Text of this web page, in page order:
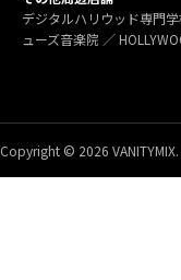
デジタルハリウッド専門
ューズ音楽院 ／
Copyright © 2026